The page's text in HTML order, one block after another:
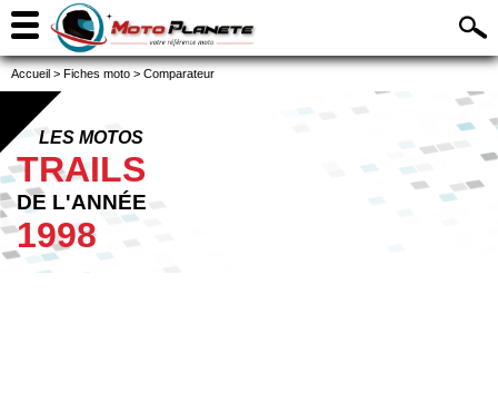
Accueil > Fiches moto > Comparateur
LES MOTOS
TRAILS
DE L'ANNÉE
1998